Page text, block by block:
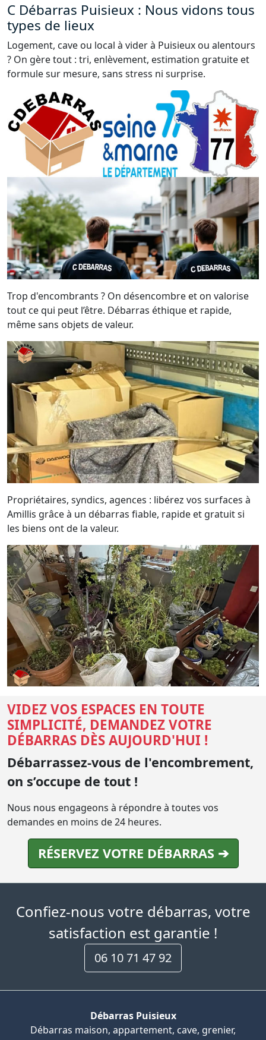
C Débarras Puisieux : Nous vidons tous
types de lieux
Logement, cave ou local à vider à Puisieux ou alentours
? On gère tout : tri, enlèvement, estimation gratuite et
formule sur mesure, sans stress ni surprise.
Trop d'encombrants ? On désencombre et on valorise
tout ce qui peut l’être. Débarras éthique et rapide,
même sans objets de valeur.
Propriétaires, syndics, agences : libérez vos surfaces à
Amillis grâce à un débarras fiable, rapide et gratuit si
les biens ont de la valeur.
VIDEZ VOS ESPACES EN TOUTE
SIMPLICITÉ, DEMANDEZ VOTRE
DÉBARRAS DÈS AUJOURD'HUI !
Débarrassez-vous de l'encombrement,
on s’occupe de tout !
Nous nous engageons à répondre à toutes vos
demandes en moins de 24 heures.
RÉSERVEZ VOTRE DÉBARRAS ➔
Confiez-nous votre débarras, votre
satisfaction est garantie !
06 10 71 47 92
Débarras Puisieux
Débarras maison, appartement, cave, grenier,